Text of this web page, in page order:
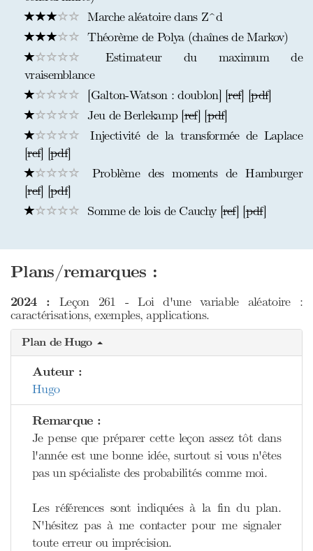
Marche aléatoire dans Z^d
Théorème de Polya (chaînes de Markov)
Estimateur du maximum de
vraisemblance
[Galton-Watson : doublon] [ref] [pdf]
Jeu de Berlekamp [ref] [pdf]
Injectivité de la transformée de Laplace
[ref] [pdf]
Problème des moments de Hamburger
[ref] [pdf]
Somme de lois de Cauchy [ref] [pdf]
Plans/remarques :
2024 : Leçon 261 - Loi d'une variable aléatoire :
caractérisations, exemples, applications.
Plan de Hugo
Auteur :
Hugo
Remarque :
Je pense que préparer cette leçon assez tôt dans
l'année est une bonne idée, surtout si vous n'êtes
pas un spécialiste des probabilités comme moi.
Les références sont indiquées à la fin du plan.
N'hésitez pas à me contacter pour me signaler
toute erreur ou imprécision.